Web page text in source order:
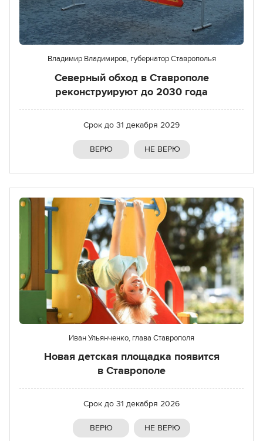
Владимир Владимиров, губернатор Ставрополья
Северный обход в Ставрополе
реконструируют до 2030 года
Срок до 31 декабря 2029
ВЕРЮ НЕ ВЕРЮ
Иван Ульянченко, глава Ставрополя
Новая детская площадка появится
в Ставрополе
Срок до 31 декабря 2026
ВЕРЮ НЕ ВЕРЮ